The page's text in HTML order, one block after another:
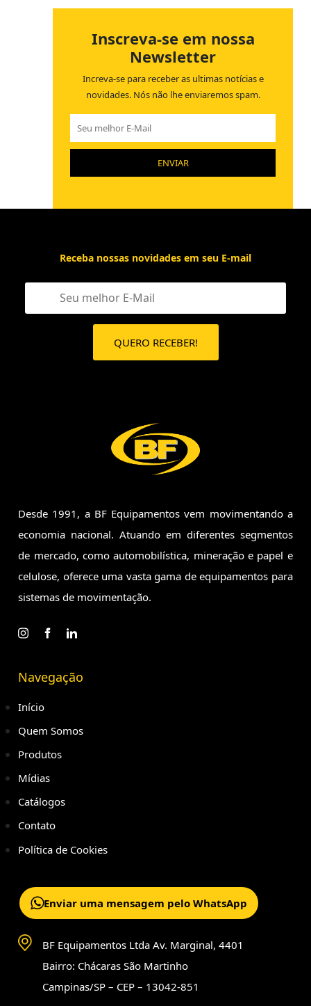
Inscreva-se em nossa
Newsletter
Increva-se para receber asultimas notícias e
novidades.Nós não lhe enviaremos spam.
Receba nossas novidades em seu E-mail
Desde 1991, a BF Equipamentos vem movimentando a
economia nacional. Atuando em diferentes segmentos
de mercado, comoautomobilística, mineração e papel e
celulose, oferece uma vastagama de equipamentos para
sistemas de movimentação.
Navegação
Início
Quem Somos
Produtos
Mídias
Catálogos
Contato
Política de Cookies
Enviar uma mensagem pelo WhatsApp
BF Equipamentos Ltda Av. Marginal, 4401
Bairro: Chácaras São Martinho
Campinas/SP – CEP – 13042-851